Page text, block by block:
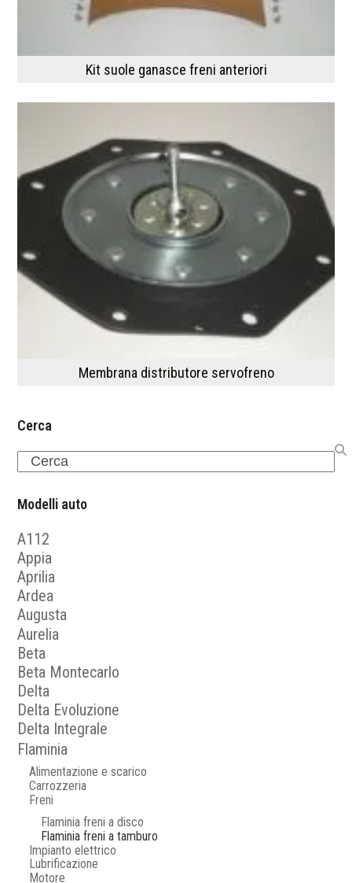
Kit suole ganasce freni anteriori
Membrana distributore servofreno
Cerca
Search
Modelli auto
A112
Appia
Aprilia
Ardea
Augusta
Aurelia
Beta
Beta Montecarlo
Delta
Delta Evoluzione
Delta Integrale
Flaminia
Alimentazione e scarico
Carrozzeria
Freni
Flaminia freni a disco
Flaminia freni a tamburo
Impianto elettrico
Lubrificazione
Motore